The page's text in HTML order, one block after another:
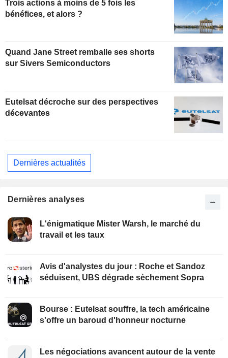
Trois actions à moins de 5 fois les
bénéfices, et alors ?
Quand Jane Street remballe ses shorts
sur Sivers Semiconductors
Eutelsat décroche sur des perspectives
décevantes
Dernières actualités
Dernières analyses
L'énigmatique Mister Warsh, le marché du
travail et les taux
Avis d'analystes du jour : Roche et Sandoz
séduisent, UBS dégrade sèchement Sopra
Bourse : Eutelsat souffre, la tech américaine
s'offre un baroud d'honneur nocturne
Les négociations avancent autour de la vente